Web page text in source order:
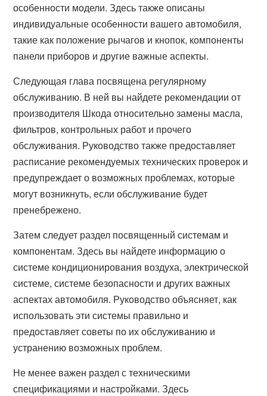
особенности модели. Здесь также описаны
индивидуальные особенности вашего автомобиля,
такие как положение рычагов и кнопок, компоненты
панели приборов и другие важные аспекты.
Следующая глава посвящена регулярному
обслуживанию. В ней вы найдете рекомендации от
производителя Шкода относительно замены масла,
фильтров, контрольных работ и прочего
обслуживания. Руководство также предоставляет
расписание рекомендуемых технических проверок и
предупреждает о возможных проблемах, которые
могут возникнуть, если обслуживание будет
пренебрежено.
Затем следует раздел посвященный системам и
компонентам. Здесь вы найдете информацию о
системе кондиционирования воздуха, электрической
системе, системе безопасности и других важных
аспектах автомобиля. Руководство объясняет, как
использовать эти системы правильно и
предоставляет советы по их обслуживанию и
устранению возможных проблем.
Не менее важен раздел с техническими
спецификациями и настройками. Здесь